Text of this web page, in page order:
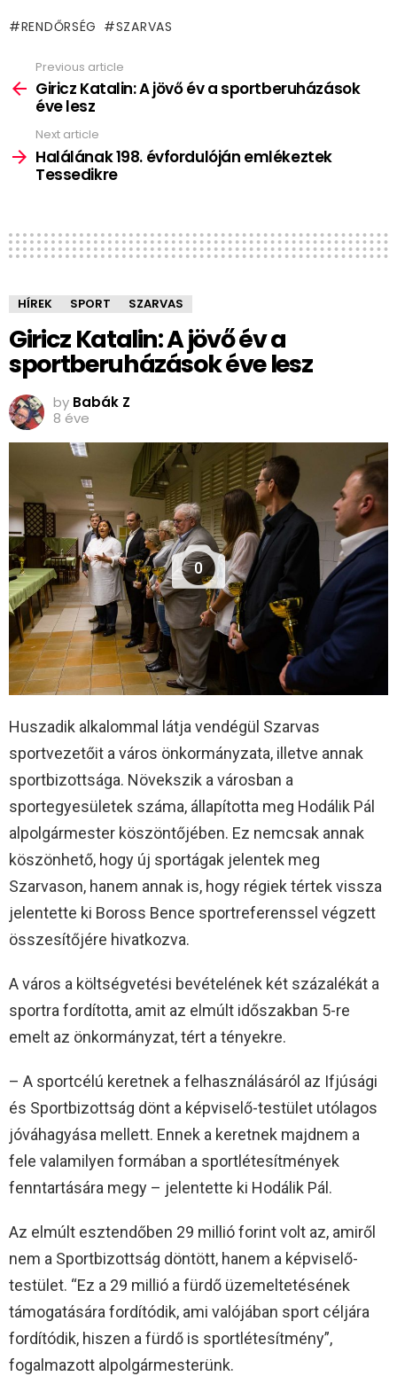
RENDŐRSÉG SZARVAS
more
Previous article
Giricz Katalin: A jövő év a sportberuházások
éve lesz
Next article
Halálának 198. évfordulóján emlékeztek
Tessedikre
HÍREK SPORT SZARVAS
Giricz Katalin: A jövő év a
sportberuházások éve lesz
by Babák Z
8 éve
0
Huszadik alkalommal látja vendégül Szarvas
sportvezetőit a város önkormányzata, illetve annak
sportbizottsága. Növekszik a városban a
sportegyesületek száma, állapította meg Hodálik Pál
alpolgármester köszöntőjében. Ez nemcsak annak
köszönhető, hogy új sportágak jelentek meg
Szarvason, hanem annak is, hogy régiek tértek vissza
jelentette ki Boross Bence sportreferenssel végzett
összesítőjére hivatkozva.
A város a költségvetési bevételének két százalékát a
sportra fordította, amit az elmúlt időszakban 5-re
emelt az önkormányzat, tért a tényekre.
– A sportcélú keretnek a felhasználásáról az Ifjúsági
és Sportbizottság dönt a képviselő-testület utólagos
jóváhagyása mellett. Ennek a keretnek majdnem a
fele valamilyen formában a sportlétesítmények
fenntartására megy – jelentette ki Hodálik Pál.
Az elmúlt esztendőben 29 millió forint volt az, amiről
nem a Sportbizottság döntött, hanem a képviselő-
testület. “Ez a 29 millió a fürdő üzemeltetésének
támogatására fordítódik, ami valójában sport céljára
fordítódik, hiszen a fürdő is sportlétesítmény”,
fogalmazott alpolgármesterünk.